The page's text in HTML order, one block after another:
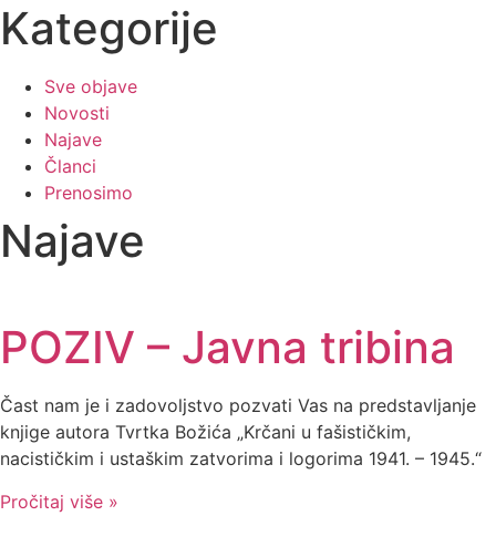
Kategorije
Sve objave
Novosti
Najave
Članci
Prenosimo
Najave
POZIV – Javna tribina
Čast nam je i zadovoljstvo pozvati Vas na predstavljanje
knjige autora Tvrtka Božića „Krčani u fašističkim,
nacističkim i ustaškim zatvorima i logorima 1941. – 1945.“
Pročitaj više »